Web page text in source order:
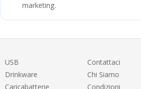
marketing.
USB
Drinkware
Caricabatterie
Contattaci
Chi Siamo
Condizioni